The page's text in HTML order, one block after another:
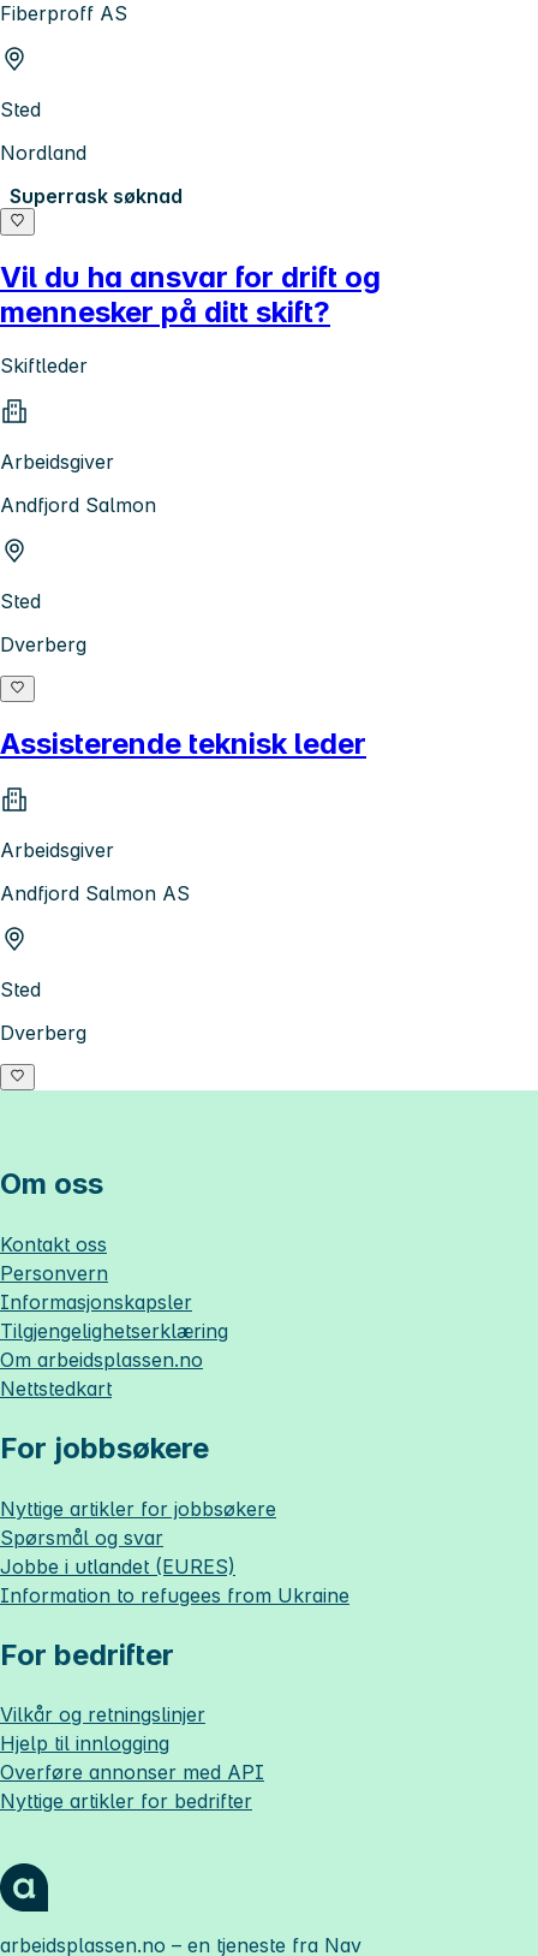
Fiberproff AS
Sted
Nordland
Superrask søknad
Vil du ha ansvar for drift og
mennesker på ditt skift?
Skiftleder
Arbeidsgiver
Andfjord Salmon
Sted
Dverberg
Assisterende teknisk leder
Arbeidsgiver
Andfjord Salmon AS
Sted
Dverberg
Om oss
Kontakt oss
Personvern
Informasjonskapsler
Tilgjengelighetserklæring
Om arbeidsplassen.no
Nettstedkart
For jobbsøkere
Nyttige artikler for jobbsøkere
Spørsmål og svar
Jobbe i utlandet (EURES)
Information to refugees from Ukraine
For bedrifter
Vilkår og retningslinjer
Hjelp til innlogging
Overføre annonser med API
Nyttige artikler for bedrifter
arbeidsplassen.no – en tjeneste fra Nav